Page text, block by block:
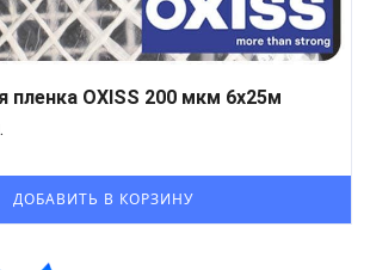
пленка OXISS 200 мкм 6x25м